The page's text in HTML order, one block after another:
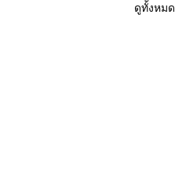
ดูทั้งหมด